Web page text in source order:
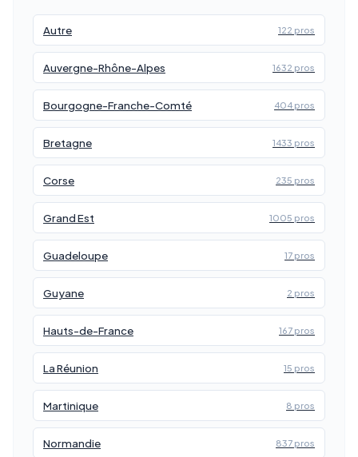
Autre 122 pros
Auvergne-Rhône-Alpes 1632 pros
Bourgogne-Franche-Comté 404 pros
Bretagne 1433 pros
Corse 235 pros
Grand Est 1005 pros
Guadeloupe 17 pros
Guyane 2 pros
Hauts-de-France 167 pros
La Réunion 15 pros
Martinique 8 pros
Normandie 837 pros